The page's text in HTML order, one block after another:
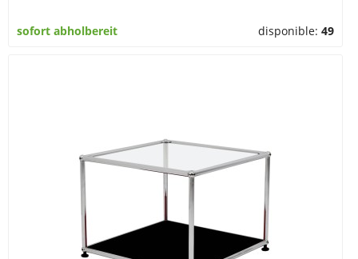
sofort abholbereit disponible:49